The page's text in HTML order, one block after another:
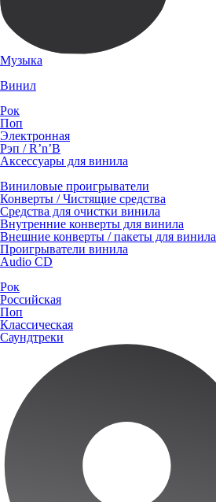
Музыка
Винил
Рок
Поп
Электронная
Рэп / R’n’B
Аксессуары для винила
Виниловые проигрыватели
Конверты / Чистящие средства
Средства для очистки винила
Внутренние конверты для винила
Внешние конверты / пакеты для винила
Проигрыватели винила
Audio CD
Рок
Российская
Поп
Классическая
Саундтреки